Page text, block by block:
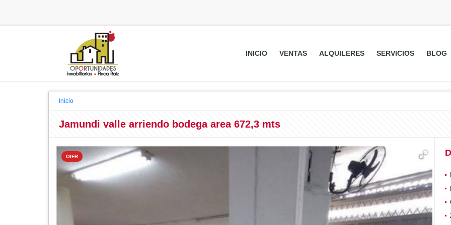
INICIO VENTAS ALQUILERES SERVICIOS BLOG
Inicio
Jamundi valle arriendo bodega area 672,3 mts
OIFR